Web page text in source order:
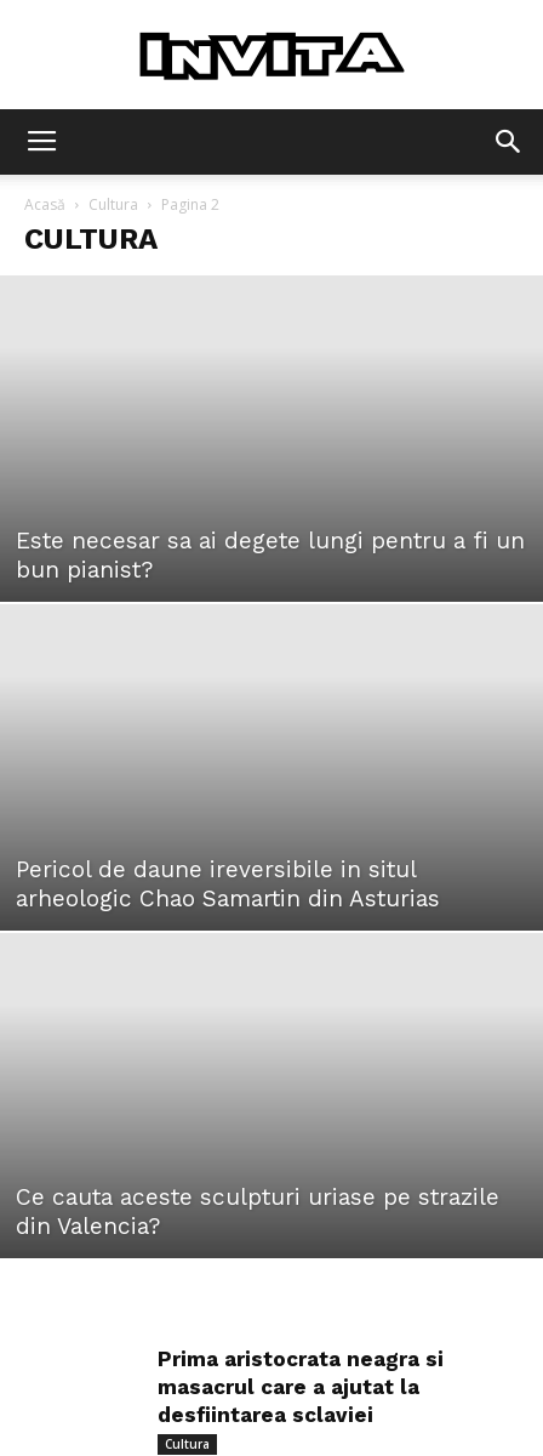
Acasă Cultura Pagina 2
CULTURA
Este necesar sa ai degete lungi pentru a fi un
bun pianist?
Pericol de daune ireversibile in situl
arheologic Chao Samartin din Asturias
Ce cauta aceste sculpturi uriase pe strazile
din Valencia?
Prima aristocrata neagra si
masacrul care a ajutat la
desfiintarea sclaviei
Cultura